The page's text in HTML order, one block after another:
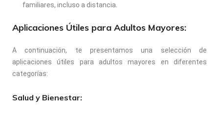
familiares, incluso a distancia.
Aplicaciones Útiles para Adultos Mayores:
A continuación, te presentamos una selección de
aplicaciones útiles para adultos mayores en diferentes
categorías:
Salud y Bienestar: